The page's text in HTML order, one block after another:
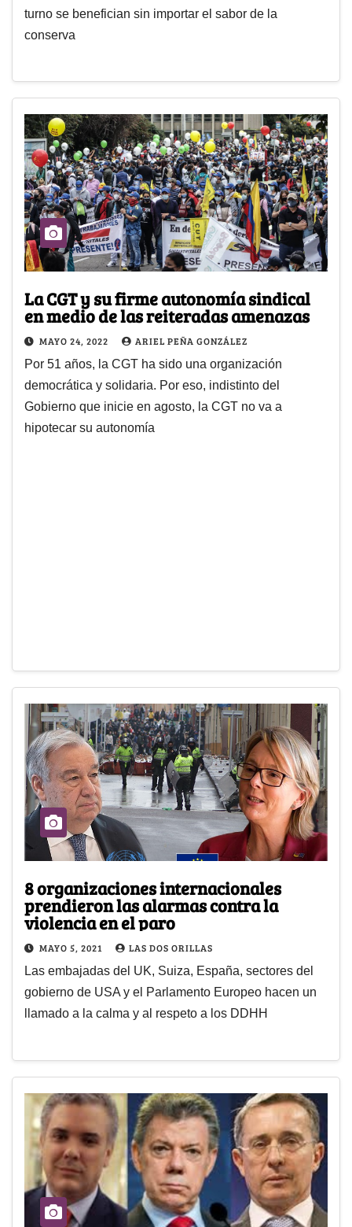
turno se benefician sin importar el sabor de la
conserva
La CGT y su firme autonomía sindical
en medio de las reiteradas amenazas
MAYO 24, 2022 ARIEL PEÑA GONZÁLEZ
Por 51 años, la CGT ha sido una organización
democrática y solidaria. Por eso, indistinto del
Gobierno que inicie en agosto, la CGT no va a
hipotecar su autonomía
8 organizaciones internacionales
prendieron las alarmas contra la
violencia en el paro
MAYO 5, 2021 LAS DOS ORILLAS
Las embajadas del UK, Suiza, España, sectores del
gobierno de USA y el Parlamento Europeo hacen un
llamado a la calma y al respeto a los DDHH